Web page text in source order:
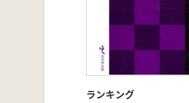
ランキング